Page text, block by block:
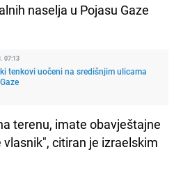
naselja u Pojasu Gaze
07:13
tenkovi uočeni na središnjim ulicama
terenu, imate obavještajne
citiran je izraelskim